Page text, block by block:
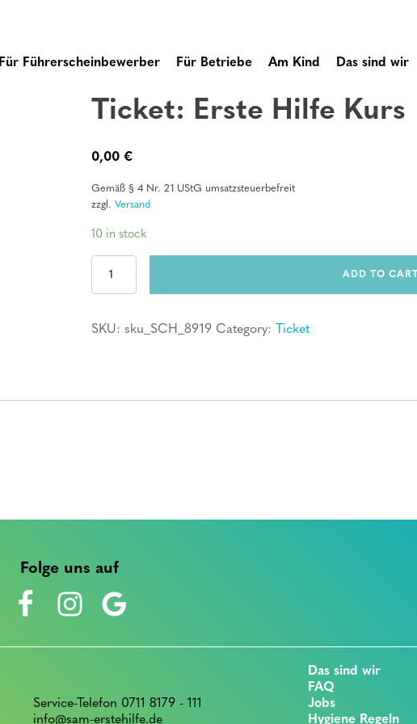
Für Führerscheinbewerber Für Betriebe Am Kind Das sind wir
Ticket: Erste Hilfe Kurs
0,00 €
Gemäß § 4 Nr. 21 UStG umsatzsteuerbefreit
zzgl. Versand
10 in stock
Ticket:
quantity
ADD TO CART
SKU: sku_SCH_8919 Category: Ticket
Folge uns auf
Service-Telefon 0711 8179 - 111
info@sam-erstehilfe.de
Das sind wir
FAQ
Jobs
Hygiene Regeln